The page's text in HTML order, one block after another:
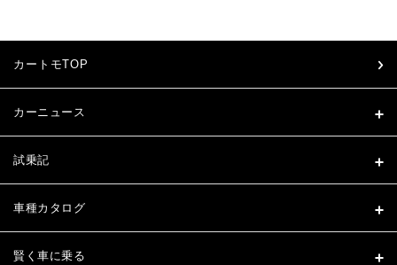
カートモTOP
カーニュース
試乗記
車種カタログ
賢く車に乗る